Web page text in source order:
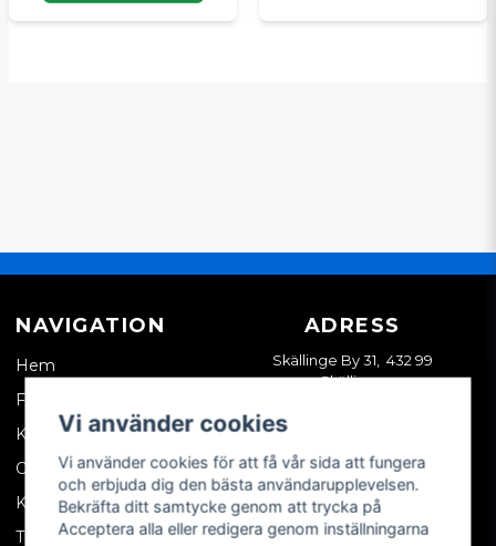
NAVIGATION
Hem
Företagskund
Kontakta oss
Om oss
Köpvillkor
Tips & trix
ADRESS
Skällinge By 31, 432 99
Skällinge
Vi använder cookies
Vi använder cookies för att få vår sida att fungera
och erbjuda dig den bästa användarupplevelsen.
Bekräfta ditt samtycke genom att trycka på
Acceptera alla eller redigera genom inställningarna